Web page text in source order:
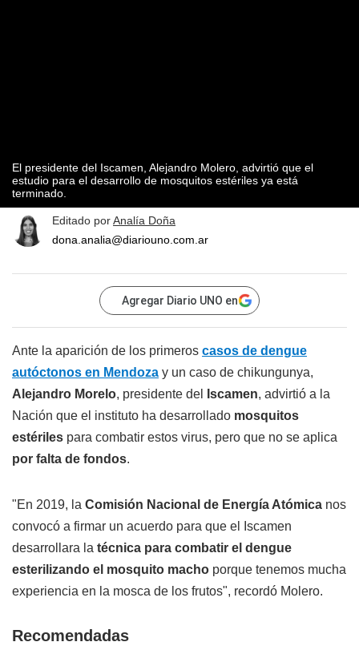
El presidente del Iscamen, Alejandro Molero, advirtió que el
estudio para el desarrollo de mosquitos estériles ya está
terminado.
Editado porAnalía Doña
dona.analia@diariouno.com.ar
Agregar Diario UNO en
Ante la aparición de los primeros casos de dengue
autóctonos en Mendoza y un caso de chikungunya,
Alejandro Morelo, presidente del Iscamen, advirtió a la
Nación que el instituto ha desarrollado mosquitos
estériles para combatir estos virus, pero que no se aplica
por falta de fondos.
"En 2019, la Comisión Nacional de Energía Atómica nos
convocó a firmar un acuerdo para que el Iscamen
desarrollara la técnica para combatir el dengue
esterilizando el mosquito macho porque tenemos mucha
experiencia en la mosca de los frutos", recordó Molero.
Recomendadas